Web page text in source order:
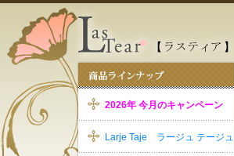
2026年 今月のキャンペーン
Larje Taje ラージュ テージュ